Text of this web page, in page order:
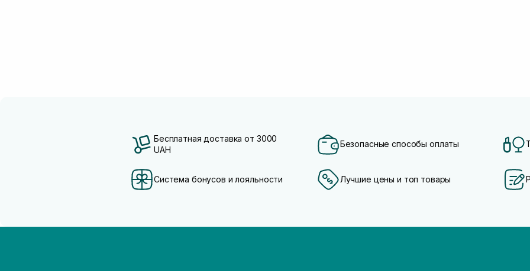
Бесплатная доставка от 3000
UAH
Безопасные способы оплаты
Система бонусов и лояльности Лучшие цены и топ товары